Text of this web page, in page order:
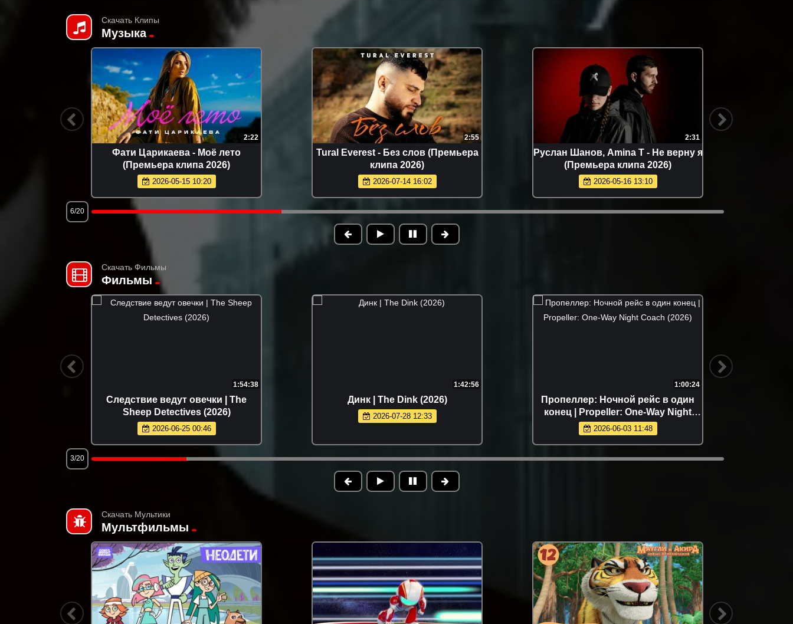
Скачать Клипы
Музыка
2:22
Фати Царикаева - Моё лето
(Премьера клипа 2026)
2026-05-15 10:20
2:55
Tural Everest - Без слов (Премьера
клипа 2026)
2026-07-14 16:02
2:31
Руслан Шанов, Amina T - Не верну я
(Премьера клипа 2026)
2026-05-16 13:10
6/20
Скачать Фильмы
Фильмы
1:54:38
Следствие ведут овечки | The
Sheep Detectives (2026)
2026-06-25 00:46
1:42:56
Динк | The Dink (2026)
2026-07-28 12:33
1:00:24
Пропеллер: Ночной рейс в один
конец | Propeller: One-Way Night
Coach (2026)
2026-06-03 11:48
3/20
Скачать Мультики
Мультфильмы